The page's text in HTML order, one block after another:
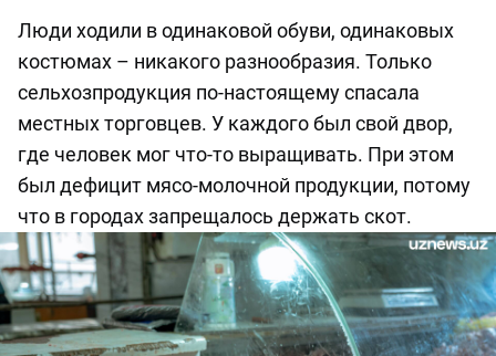
Люди ходили в одинаковой обуви, одинаковых
костюмах – никакого разнообразия. Только
сельхозпродукция по-настоящему спасала
местных торговцев. У каждого был свой двор,
где человек мог что-то выращивать. При этом
был дефицит мясо-молочной продукции, потому
что в городах запрещалось держать скот.